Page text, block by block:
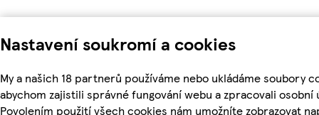
Nastavení soukromí a cookies
My a našich 18 partnerů používáme nebo ukládáme soubory
abychom zajistili správné fungování webu a zpracovali osobní
Povolením použití všech cookies nám umožníte zobrazovat